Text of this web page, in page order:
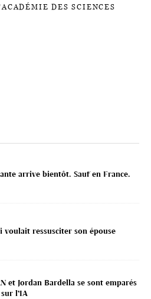
DES SCIENCES
arrive bientôt. Sauf en France.
voulait ressusciter son épouse
et Jordan Bardella se sont emparés
l’IA